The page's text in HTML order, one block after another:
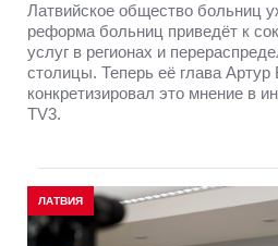
Латвийское общество больниц
реформа больниц приведёт к
услуг в регионах и
столицы. Теперь её глава Артур
конкретизировал это мнение в
TV3.
ЛАТВИЯ